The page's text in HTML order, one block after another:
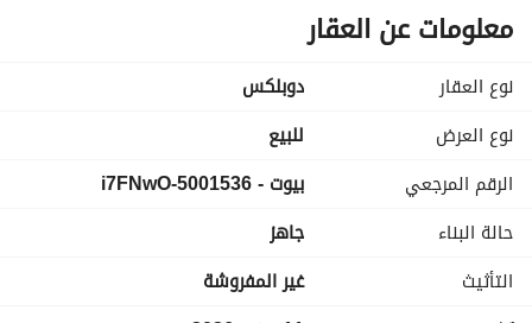
حديقة خاصة تمنح مزيدًا من الخصوصية والراحة.
السعر: 12,000,000 جنيه
إمكانية السداد على سنة
معلومات عن العقار
نوع العقار
دوبلكس
نوع العرض
للبيع
الرقم المرجعي
بيوت - 5001536-i7FNwO
حالة البناء
جاهز
التأثيث
غير المفروشة